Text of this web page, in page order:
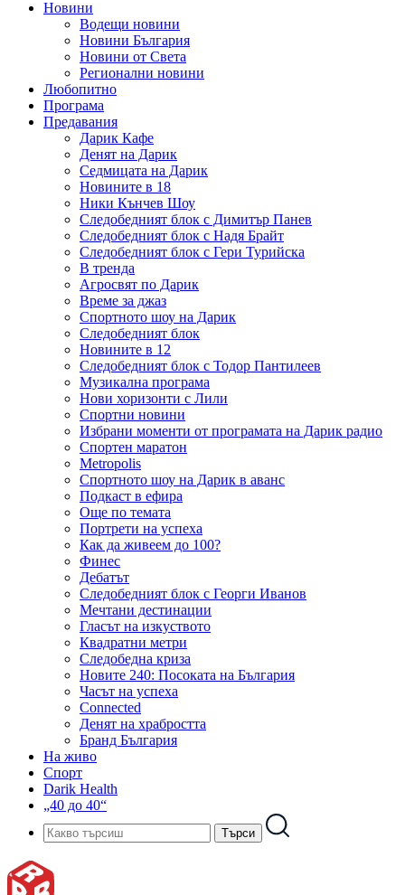
Новини
Водещи новини
Новини България
Новини от Света
Регионални новини
Любопитно
Програма
Предавания
Дарик Кафе
Денят на Дарик
Седмицата на Дарик
Новините в 18
Ники Кънчев Шоу
Следобедният блок с Димитър Панев
Следобедният блок с Надя Брайт
Следобедният блок с Гери Турийска
В тренда
Агросвят по Дарик
Време за джаз
Спортното шоу на Дарик
Следобедният блок
Новините в 12
Следобедният блок с Тодор Пантилеев
Музикална програма
Нови хоризонти с Лили
Спортни новини
Избрани моменти от програмата на Дарик радио
Спортен маратон
Metropolis
Спортното шоу на Дарик в аванс
Подкаст в ефира
Още по темата
Портрети на успеха
Как да живеем до 100?
Финес
Дебатът
Следобедният блок с Георги Иванов
Мечтани дестинации
Гласът на изкуството
Квадратни метри
Следобедна криза
Новите 240: Посоката на България
Часът на успеха
Connected
Денят на храбростта
Бранд България
На живо
Спорт
Darik Health
„40 до 40“